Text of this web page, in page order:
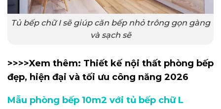
Tủ bếp chữ I sẽ giúp căn bếp nhỏ trông gọn gàng
và sạch sẽ
>>>>Xem thêm: Thiết kế nội thất phòng bếp
đẹp, hiện đại và tối ưu công năng 2026
Mẫu phòng bếp 10m2 với tủ bếp chữ L